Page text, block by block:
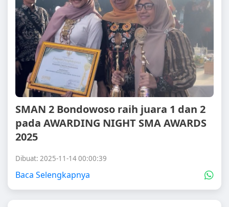
SMAN 2 Bondowoso raih juara 1 dan 2
pada AWARDING NIGHT SMA AWARDS
2025
Dibuat: 2025-11-14 00:00:39
Baca Selengkapnya